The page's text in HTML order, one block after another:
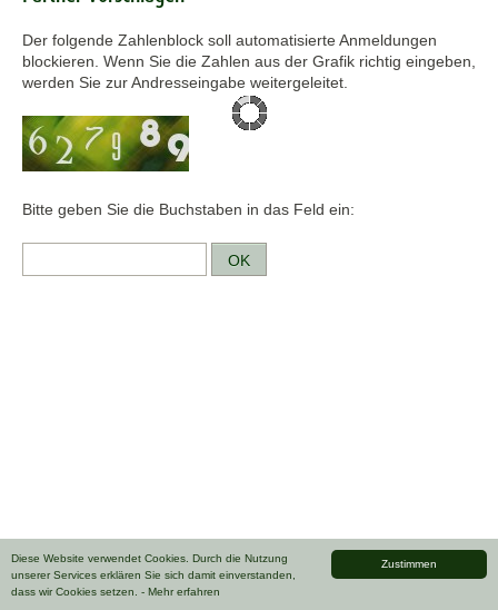
Zustimmen
Diese Website verwendet Cookies. Durch die Nutzung
unserer Services erklären Sie sich damit einverstanden,
dass wir Cookies setzen. - Mehr erfahren
Der folgende Zahlenblock soll automatisierte Anmeldungen
blockieren. Wenn Sie die Zahlen aus der Grafik richtig eingeben,
werden Sie zur Andresseingabe weitergeleitet.
Bitte geben Sie die Buchstaben in das Feld ein: